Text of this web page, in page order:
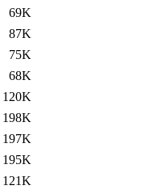
69K
87K
75K
68K
120K
198K
197K
195K
121K